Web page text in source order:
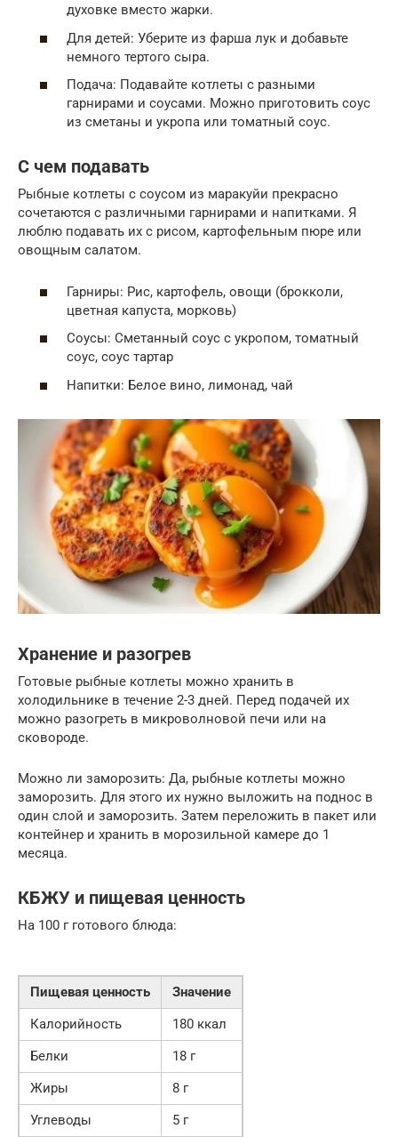
духовке вместо жарки.
Для детей: Уберите из фарша лук и добавьте
немного тертого сыра.
Подача: Подавайте котлеты с разными
гарнирами и соусами. Можно приготовить соус
из сметаны и укропа или томатный соус.
С чем подавать
Рыбные котлеты с соусом из маракуйи прекрасно
сочетаются с различными гарнирами и напитками. Я
люблю подавать их с рисом, картофельным пюре или
овощным салатом.
Гарниры: Рис, картофель, овощи (брокколи,
цветная капуста, морковь)
Соусы: Сметанный соус с укропом, томатный
соус, соус тартар
Напитки: Белое вино, лимонад, чай
Хранение и разогрев
Готовые рыбные котлеты можно хранить в
холодильнике в течение 2-3 дней. Перед подачей их
можно разогреть в микроволновой печи или на
сковороде.
Можно ли заморозить: Да, рыбные котлеты можно
заморозить. Для этого их нужно выложить на поднос в
один слой и заморозить. Затем переложить в пакет или
контейнер и хранить в морозильной камере до 1
месяца.
КБЖУ и пищевая ценность
На 100 г готового блюда:
Пищевая ценность
Значение
Калорийность
180 ккал
Белки
18 г
Жиры
8 г
Углеводы
5 г